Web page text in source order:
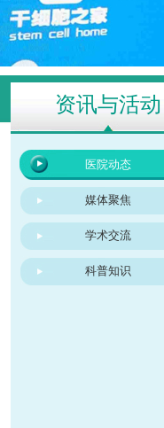
资讯与活动
医院动态
媒体聚焦
学术交流
科普知识